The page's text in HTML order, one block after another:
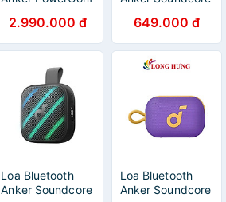
Hàng chính hãng
2.990.000 đ
GiaPhucStore |
Hàng Chính Hãng
649.000 đ
Loa Bluetooth
Anker Soundcore
Loa Bluetooth
Anker Soundcore